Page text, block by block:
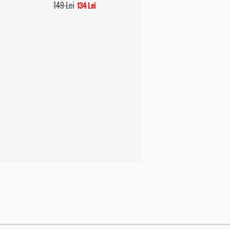
149 Lei 134 Lei